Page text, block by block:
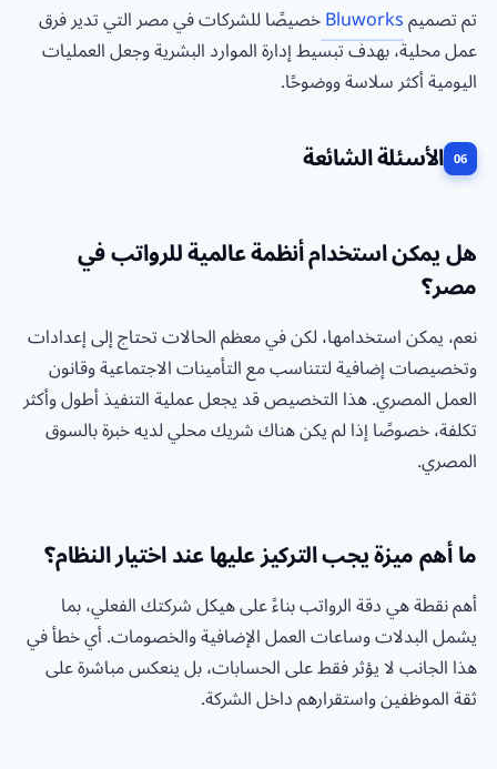
تم تصميمBluworksخصيصًا للشركات في مصر التي تدير فرق
عمل محلية، بهدف تبسيط إدارة الموارد البشرية وجعل العمليات
اليومية أكثر سلاسة ووضوحًا.
الأسئلة الشائعة
هل يمكن استخدام أنظمة عالمية للرواتب في
مصر؟
نعم، يمكن استخدامها، لكن في معظم الحالات تحتاج إلى إعدادات
وتخصيصات إضافية لتتناسب مع التأمينات الاجتماعية وقانون
العمل المصري. هذا التخصيص قد يجعل عملية التنفيذ أطول وأكثر
تكلفة، خصوصًا إذا لم يكن هناك شريك محلي لديه خبرة بالسوق
المصري.
ما أهم ميزة يجب التركيز عليها عند اختيار النظام؟
أهم نقطة هي دقة الرواتب بناءً على هيكل شركتك الفعلي، بما
يشمل البدلات وساعات العمل الإضافية والخصومات. أي خطأ في
هذا الجانب لا يؤثر فقط على الحسابات، بل ينعكس مباشرة على
ثقة الموظفين واستقرارهم داخل الشركة.